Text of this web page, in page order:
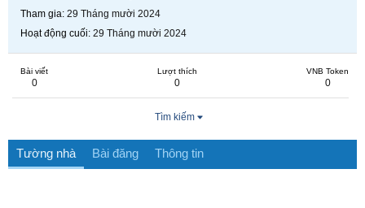
Tham gia 29 Tháng mười 2024
Hoạt động cuối 29 Tháng mười 2024
Bài viết
0
Lượt thích
0
VNB Token
0
Tìm kiếm
Tường nhà Bài đăng Thông tin